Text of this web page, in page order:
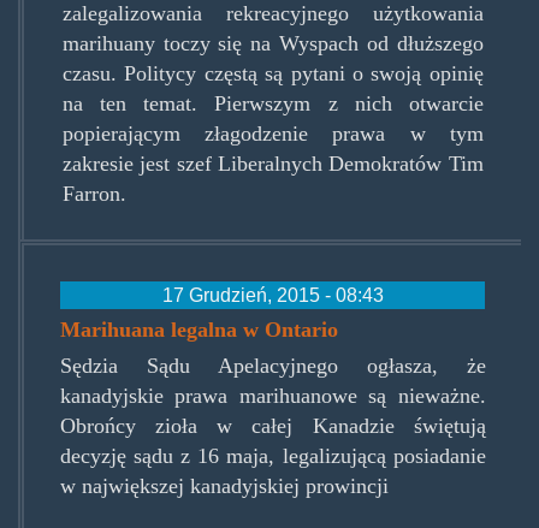
zalegalizowania rekreacyjnego użytkowania
marihuany toczy się na Wyspach od dłuższego
czasu. Politycy częstą są pytani o swoją opinię
na ten temat. Pierwszym z nich otwarcie
popierającym złagodzenie prawa w tym
zakresie jest szef Liberalnych Demokratów Tim
Farron.
17 Grudzień, 2015 - 08:43
Marihuana legalna w Ontario
Sędzia Sądu Apelacyjnego ogłasza, że
kanadyjskie prawa marihuanowe są nieważne.
Obrońcy zioła w całej Kanadzie świętują
decyzję sądu z 16 maja, legalizującą posiadanie
w największej kanadyjskiej prowincji